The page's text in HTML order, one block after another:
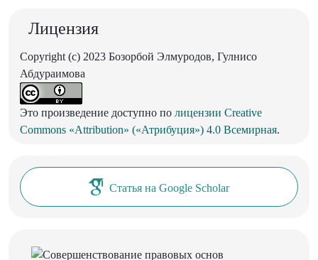
Лицензия
Copyright (c) 2023 Бозорбой Элмуродов, Гулнисо
Абдураимова
Это произведение доступно по лицензии Creative
Commons «Attribution» («Атрибуция») 4.0 Всемирная.
Статья на Google Scholar